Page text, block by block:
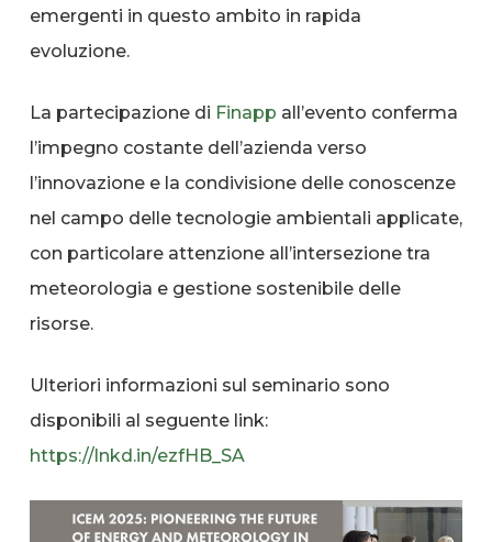
emergenti in questo ambito in rapida
evoluzione.
La partecipazione di Finapp all’evento conferma
l’impegno costante dell’azienda verso
l’innovazione e la condivisione delle conoscenze
nel campo delle tecnologie ambientali applicate,
con particolare attenzione all’intersezione tra
meteorologia e gestione sostenibile delle
risorse.
Ulteriori informazioni sul seminario sono
disponibili al seguente link:
https://lnkd.in/ezfHB_SA